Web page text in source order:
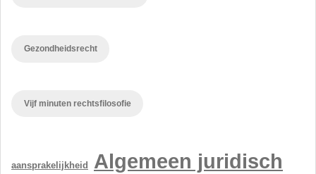
Gezondheidsrecht
Vijf minuten rechtsfilosofie
aansprakelijkheid Algemeen juridisch